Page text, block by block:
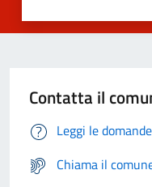
Contatta il
Leggi le
Chiama il